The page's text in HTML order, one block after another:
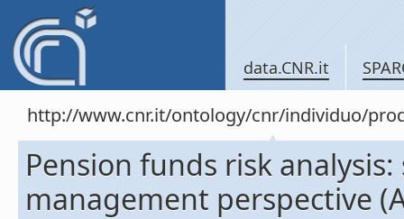
data.CNR.it
http://www.cnr.it/ontology/cnr/individuo/
Pension funds risk
management perspective